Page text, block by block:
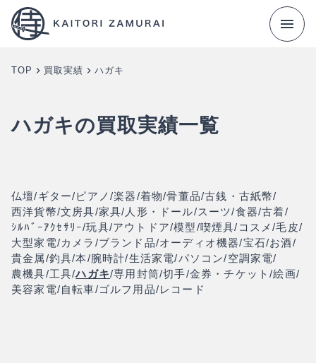
TOP 買取実績 ハガキ
ハガキの買取実績一覧
仏壇/ギター/ピアノ/楽器/着物/骨董品/古銭・古紙幣/
西洋貨幣/文房具/家具/ 人形・ドール/スーツ/食器/古着/
ｼﾙﾊﾞｰｱｸｾｻﾘｰ/玩具/アウトドア/模型/喫煙具/ コスメ/毛皮/
大型家電/カメラ /ブランド品/オーディオ機器/宝石/お酒/
貴金属/釣具/本/腕時計/生活家電/パソコン/空調家電/
農機具/工具/ハガキ/専用封筒/切手/金券・チケット/絵画/
美容家電/自転車/ゴルフ用品/レコード